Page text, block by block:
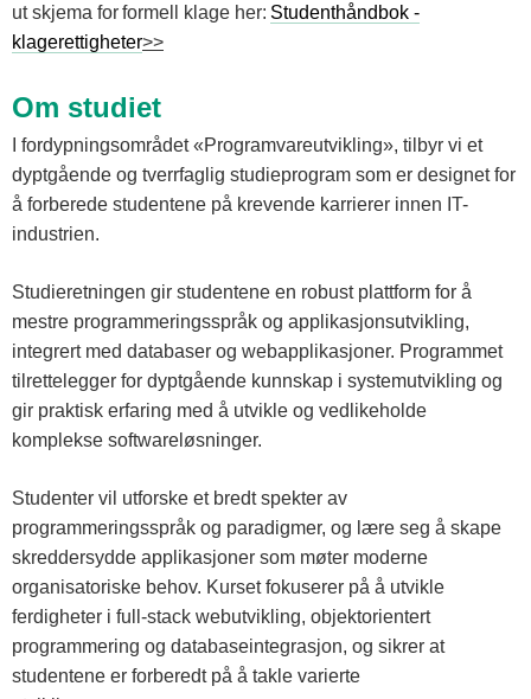
ut skjema for formell klage her: Studenthåndbok -
klagerettigheter>>
Om studiet
I fordypningsområdet «Programvareutvikling», tilbyr vi et
dyptgående og tverrfaglig studieprogram som er designet for
å forberede studentene på krevende karrierer innen IT-
industrien.
Studieretningen gir studentene en robust plattform for å
mestre programmeringsspråk og applikasjonsutvikling,
integrert med databaser og webapplikasjoner. Programmet
tilrettelegger for dyptgående kunnskap i systemutvikling og
gir praktisk erfaring med å utvikle og vedlikeholde
komplekse softwareløsninger.
Studenter vil utforske et bredt spekter av
programmeringsspråk og paradigmer, og lære seg å skape
skreddersydde applikasjoner som møter moderne
organisatoriske behov. Kurset fokuserer på å utvikle
ferdigheter i full-stack webutvikling, objektorientert
programmering og databaseintegrasjon, og sikrer at
studentene er forberedt på å takle varierte